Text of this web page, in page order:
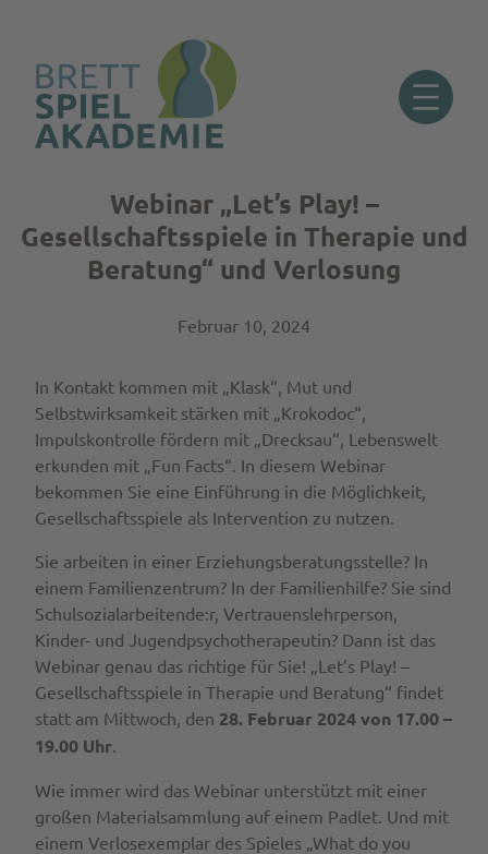
Inhalt
springen
Webinar „Let’s Play! –
Gesellschaftsspiele in Therapie und
Beratung“ und Verlosung
Februar 10, 2024
In Kontakt kommen mit „Klask“, Mut und
Selbstwirksamkeit stärken mit „Krokodoc“,
Impulskontrolle fördern mit „Drecksau“, Lebenswelt
erkunden mit „Fun Facts“. In diesem Webinar
bekommen Sie eine Einführung in die Möglichkeit,
Gesellschaftsspiele als Intervention zu nutzen.
Sie arbeiten in einer Erziehungsberatungsstelle? In
einem Familienzentrum? In der Familienhilfe? Sie sind
Schulsozialarbeitende:r, Vertrauenslehrperson,
Kinder- und Jugendpsychotherapeutin? Dann ist das
Webinar genau das richtige für Sie! „Let’s Play! –
Gesellschaftsspiele in Therapie und Beratung“ findet
statt am Mittwoch, den 28. Februar 2024 von 17.00 –
19.00 Uhr.
Wie immer wird das Webinar unterstützt mit einer
großen Materialsammlung auf einem Padlet. Und mit
einem Verlosexemplar des Spieles „What do you